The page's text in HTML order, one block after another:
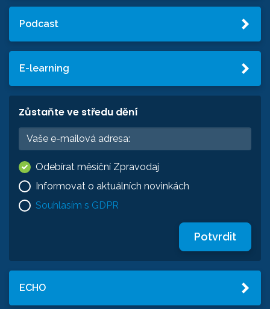
Podcast
E-learning
Zůstaňte ve středu dění
Odebírat měsíční Zpravodaj
Informovat o aktuálních novinkách
Souhlasím s GDPR
Potvrdit
ECHO